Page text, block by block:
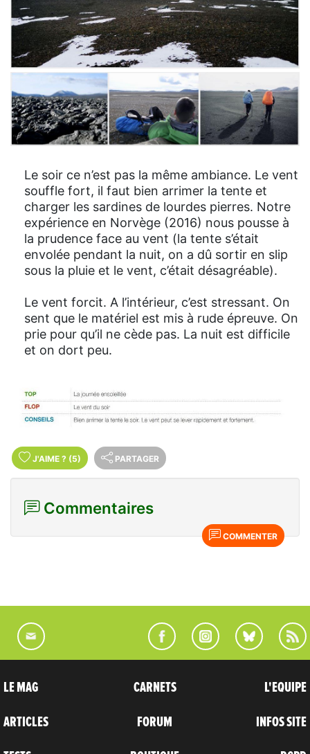
Le soir ce n’est pas la même ambiance. Le vent
souffle fort, il faut bien arrimer la tente et
charger les sardines de lourdes pierres. Notre
expérience en Norvège (2016) nous pousse à
la prudence face au vent (la tente s’était
envolée pendant la nuit, on a dû sortir en slip
sous la pluie et le vent, c’était désagréable).
Le vent forcit. A l’intérieur, c’est stressant. On
sent que le matériel est mis à rude épreuve. On
prie pour qu’il ne cède pas. La nuit est difficile
et on dort peu.
J'AIME ? (5) PARTAGER
Commentaires
COMMENTER
LE MAG
ARTICLES
CARNETS
FORUM
L'EQUIPE
INFOS SITE